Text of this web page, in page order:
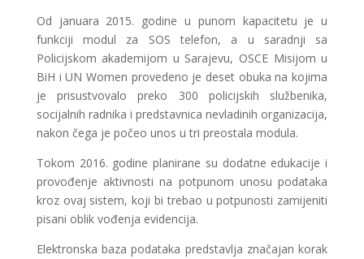
Od januara 2015. godine u punom kapacitetu je u
funkciji modul za SOS telefon, a u saradnji sa
Policijskom akademijom u Sarajevu, OSCE Misijom u
BiH i UN Women provedeno je deset obuka na kojima
je prisustvovalo preko 300 policijskih službenika,
socijalnih radnika i predstavnica nevladinih organizacija,
nakon čega je počeo unos u tri preostala modula.
Tokom 2016. godine planirane su dodatne edukacije i
provođenje aktivnosti na potpunom unosu podataka
kroz ovaj sistem, koji bi trebao u potpunosti zamijeniti
pisani oblik vođenja evidencija.
Elektronska baza podataka predstavlja značajan korak